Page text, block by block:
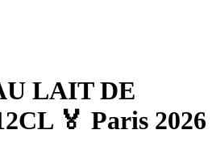
LAIT DE
🏅 Paris 2026